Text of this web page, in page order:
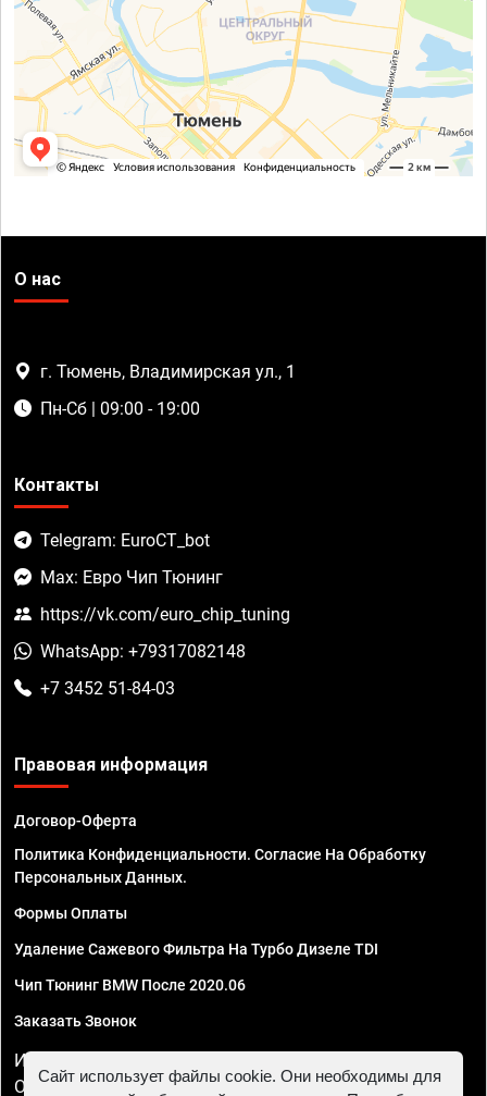
О нас
г. Тюмень, Владимирская ул., 1
Пн-Сб | 09:00 - 19:00
Контакты
Telegram: EuroCT_bot
Max: Евро Чип Тюнинг
https://vk.com/euro_chip_tuning
WhatsApp: +79317082148
+7 3452 51-84-03
Правовая информация
Договор-Оферта
Политика Конфиденциальности. Согласие На Обработку
Персональных Данных.
Формы Оплаты
Удаление Сажевого Фильтра На Турбо Дизеле TDI
Чип Тюнинг BMW После 2020.06
Заказать Звонок
ИП Смирнов Георгий Павлович. ИНН 781302555843,
ОГРНИП 324470400032610
Сайт использует файлы cookie. Они необходимы для